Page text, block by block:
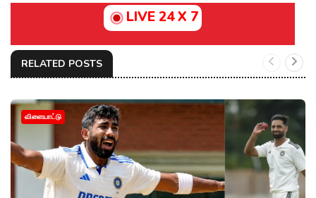
LIVE 24 X 7
RELATED POSTS
விளையாட்டு